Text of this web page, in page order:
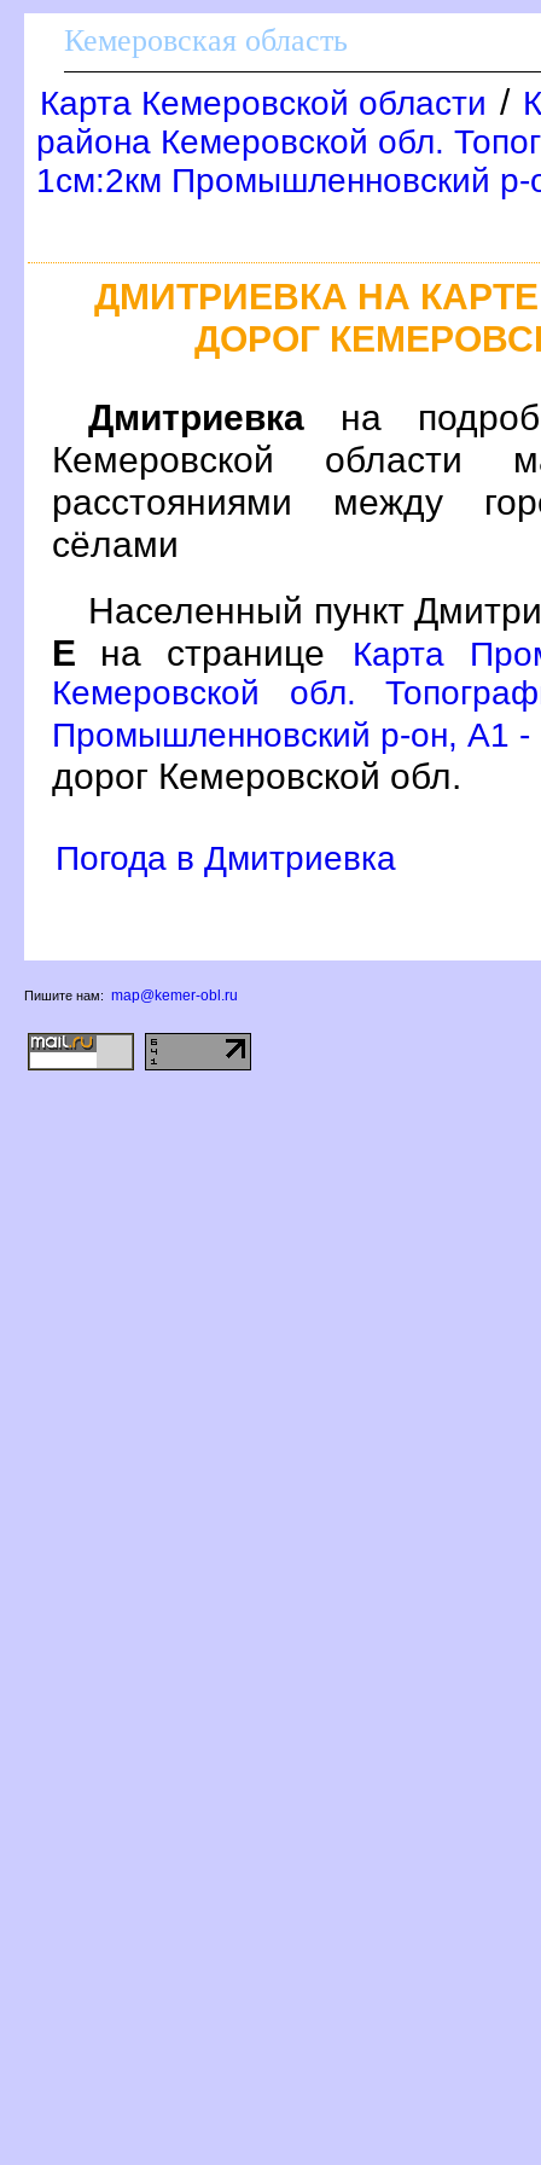
Кемеровская область
Карта Кемеровской области /
района Кемеровской обл.
1см:2км Промышленновский р-
ДМИТРИЕВКА НА
ДОРОГ
Дмитриевка на
Кемеровской области
расстояниями между
сёлами
Населенный пункт
Е на странице
Карта
Кемеровской обл.
Промышленновский р-он, A1 -
дорог Кемеровской обл.
Погода в Дмитриевка
Пишите нам: map@kemer-obl.ru